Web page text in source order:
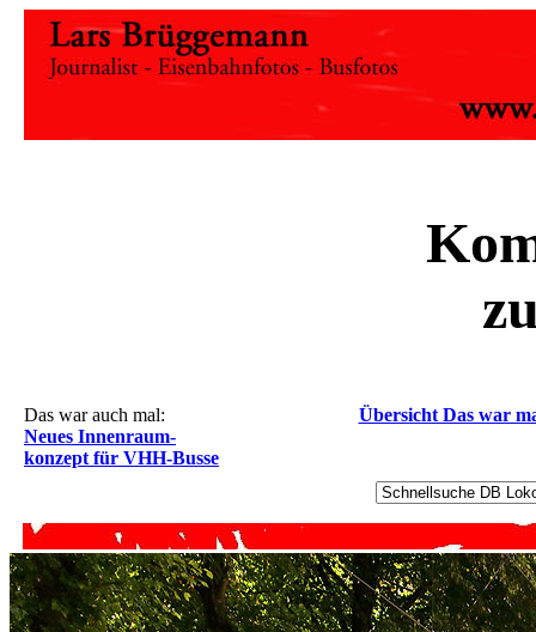
Das war auch mal:
Neues Innenraum-
konzept für VHH-Busse
Übersicht Das war